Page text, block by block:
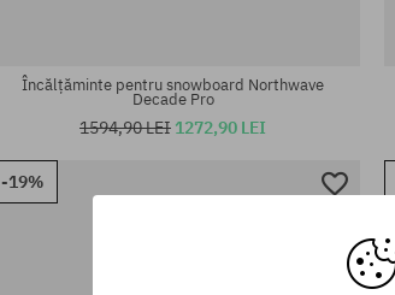
Încălțăminte pentru snowboard Northwave
Decade Pro
1594,90 LEI 1272,90 LEI
-19%